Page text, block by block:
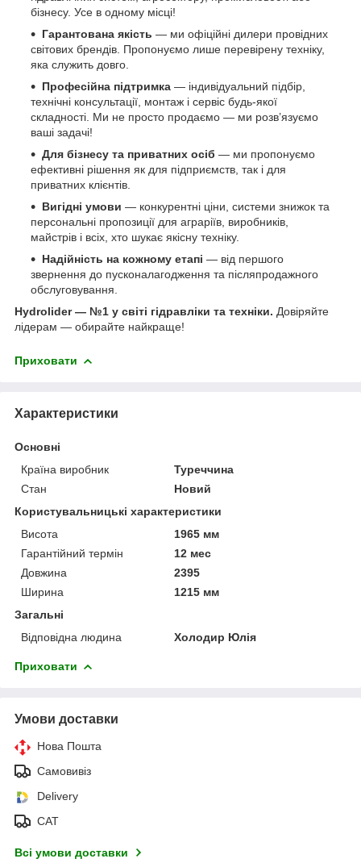
бізнесу. Усе в одному місці!
Гарантована якість — ми офіційні дилери провідних
світових брендів. Пропонуємо лише перевірену техніку,
яка служить довго.
Професійна підтримка — індивідуальний підбір,
технічні консультації, монтаж і сервіс будь-якої
складності. Ми не просто продаємо — ми розв’язуємо
ваші задачі!
Для бізнесу та приватних осіб — ми пропонуємо
ефективні рішення як для підприємств, так і для
приватних клієнтів.
Вигідні умови — конкурентні ціни, системи знижок та
персональні пропозиції для аграріїв, виробників,
майстрів і всіх, хто шукає якісну техніку.
Надійність на кожному етапі — від першого
звернення до пусконалагодження та післяпродажного
обслуговування.
Hydrolider — №1 у світі гідравліки та техніки. Довіряйте
лідерам — обирайте найкраще!
Приховати
Характеристики
Основні
Країна виробник
Туреччина
Стан
Новий
Користувальницькі характеристики
Висота
1965 мм
Гарантійний термін
12 мес
Довжина
2395
Ширина
1215 мм
Загальні
Відповідна людина
Холодир Юлія
Приховати
Умови доставки
Нова Пошта
Самовивіз
Delivery
САТ
Всі умови доставки